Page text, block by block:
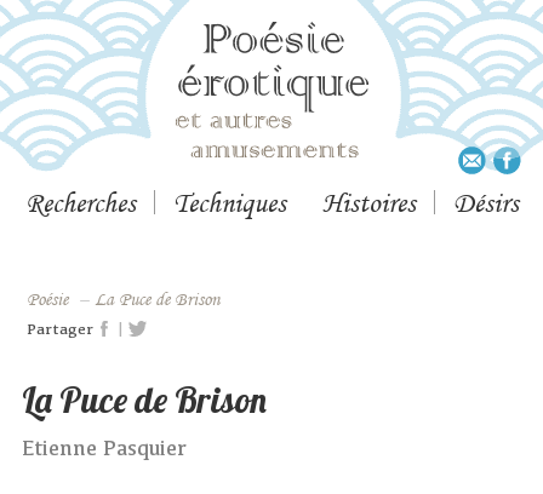
Recherches Techniques Histoires Désirs
Poésie – La Puce de Brison
Partager |
La Puce de Brison
Etienne Pasquier